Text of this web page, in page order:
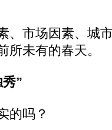
市场因素、城
所未有的春天。
”
吗？